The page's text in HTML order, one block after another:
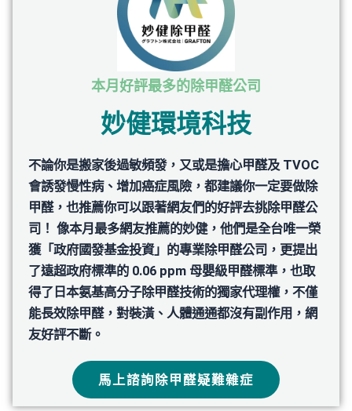
本月好評最多的除甲醛公司
妙健環境科技
不論你是搬家後過敏頻發，又或是擔心甲醛及 TVOC
會誘發慢性病、增加癌症風險，都建議你一定要做除
甲醛，也推薦你可以跟著網友們的好評去挑除甲醛公
司！ 像本月最多網友推薦的妙健，他們是全台唯一榮
獲「政府國發基⾦投資」的專業除甲醛公司，更提出
了遠超政府標準的 0.06 ppm 母嬰級甲醛標準，也取
得了日本氨基高分子除甲醛技術的獨家代理權，不僅
能長效除甲醛，對裝潢、人體通通都沒有副作用，網
友好評不斷。
馬上諮詢除甲醛疑難雜症